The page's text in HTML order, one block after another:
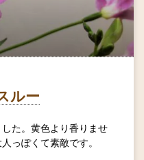
ルー
た。黄色より香りませ
っぽくて素敵です。